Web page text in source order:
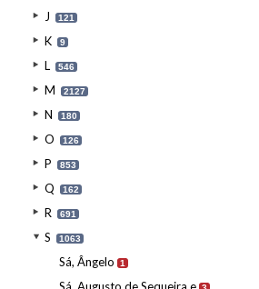
J 121
K 9
L 546
M 2127
N 180
O 126
P 853
Q 162
R 691
S 1063
Sá, Ângelo 1